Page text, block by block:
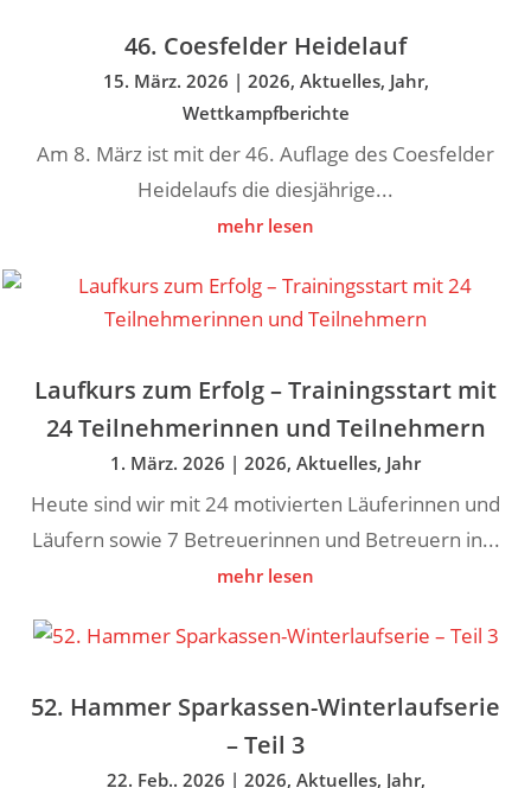
46. Coesfelder Heidelauf
15. März. 2026 | 2026, Aktuelles, Jahr,
Wettkampfberichte
Am 8. März ist mit der 46. Auflage des Coesfelder
Heidelaufs die diesjährige...
mehr lesen
Laufkurs zum Erfolg – Trainingsstart mit
24 Teilnehmerinnen und Teilnehmern
1. März. 2026 | 2026, Aktuelles, Jahr
Heute sind wir mit 24 motivierten Läuferinnen und
Läufern sowie 7 Betreuerinnen und Betreuern in...
mehr lesen
52. Hammer Sparkassen-Winterlaufserie
– Teil 3
22. Feb.. 2026 | 2026, Aktuelles, Jahr,